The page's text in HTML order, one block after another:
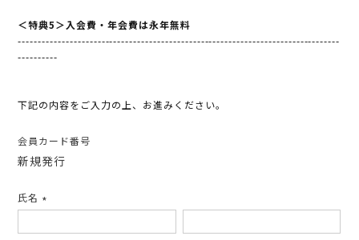
＜特典5＞入会費・年会費は永年無料
---------------------------------------------------------------------------------
----------
下記の内容をご入力の上、お進みください。
会員カード番号
新規発行
氏名
須)